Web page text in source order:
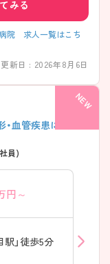
みる
院 求人一覧はこち
更新日 : 2026年8月6日
血管疾患に強みの
員)
円～
」徒歩5分